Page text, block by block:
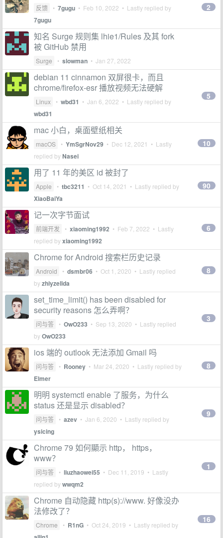
反馈 • 7gugu • Feb 10, 2022 • Lastly replied by
7gugu
2
知名 Surge 规则集 lhie1/Rules 及其 fork
被 GitHub 禁用
Surge • slowman • Jan 27, 2022
debian 11 cinnamon 双屏很卡，而且
chrome/firefox-esr 播放视频无法硬解
Linux • wbd31 • Jan 6, 2022 • Lastly replied by
wbd31
5
mac 小白，桌面壁纸相关
macOS • YmSgrNov29 • Dec 12, 2021 • Lastly
replied byNasei
10
用了 11 年的美区 id 被封了
Apple • tbc3211 • Oct 14, 2021 • Lastly replied by
XiaoBaiYa
90
记一次字节面试
前端开发 • xiaoming1992 • Feb 7, 2022 • Lastly
replied byxiaoming1992
6
Chrome for Android 搜索栏历史记录
Android • dsmbr06 • Oct 1, 2020 • Lastly replied
byzhiyzellda
8
set_time_limit() has been disabled for
security reasons 怎么弄啊？
问与答 • OwO233 • Sep 13, 2020 • Lastly replied
byOwO233
3
ios 端的 outlook 无法添加 Gmail 吗
问与答 • Rooney • Mar 24, 2020 • Lastly replied by
Elmer
8
明明 systemctl enable 了服务，为什么
status 还是显示 disabled？
问与答 • azev • Jan 6, 2020 • Lastly replied by
ysicing
9
Chrome 79 如何顯示 http， https，
www？
问与答 • liuzhaowei55 • Dec 11, 2019 • Lastly
replied bywwqm2
1
Chrome 自动隐藏 http(s)://www. 好像没办
法修改了？
Chrome • R1nG • Oct 24, 2019 • Lastly replied by
16